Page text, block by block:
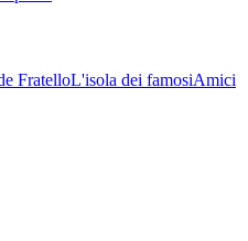
FratelloL'isola dei famosiAmici